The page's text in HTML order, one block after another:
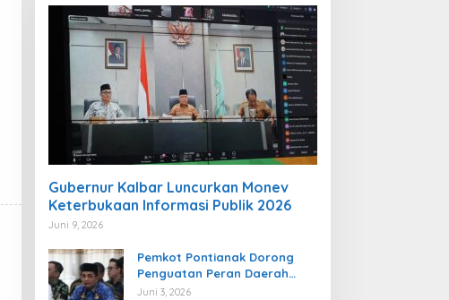
Gubernur Kalbar Luncurkan Monev
Keterbukaan Informasi Publik 2026
Juni 9, 2026
Pemkot Pontianak Dorong
Penguatan Peran Daerah
dalam Pengawasan
Juni 3, 2026